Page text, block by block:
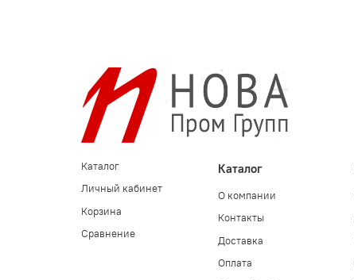
Каталог
Личный кабинет
Корзина
Сравнение
Каталог
О компании
Контакты
Доставка
Оплата